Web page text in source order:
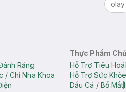
olay
Răng
/ Chỉ Nha Khoa
Thực Phẩm
Hỗ Trợ Tiêu Hoá
Hỗ Trợ Sức Khỏe
Dầu Cá / Bổ Mắt